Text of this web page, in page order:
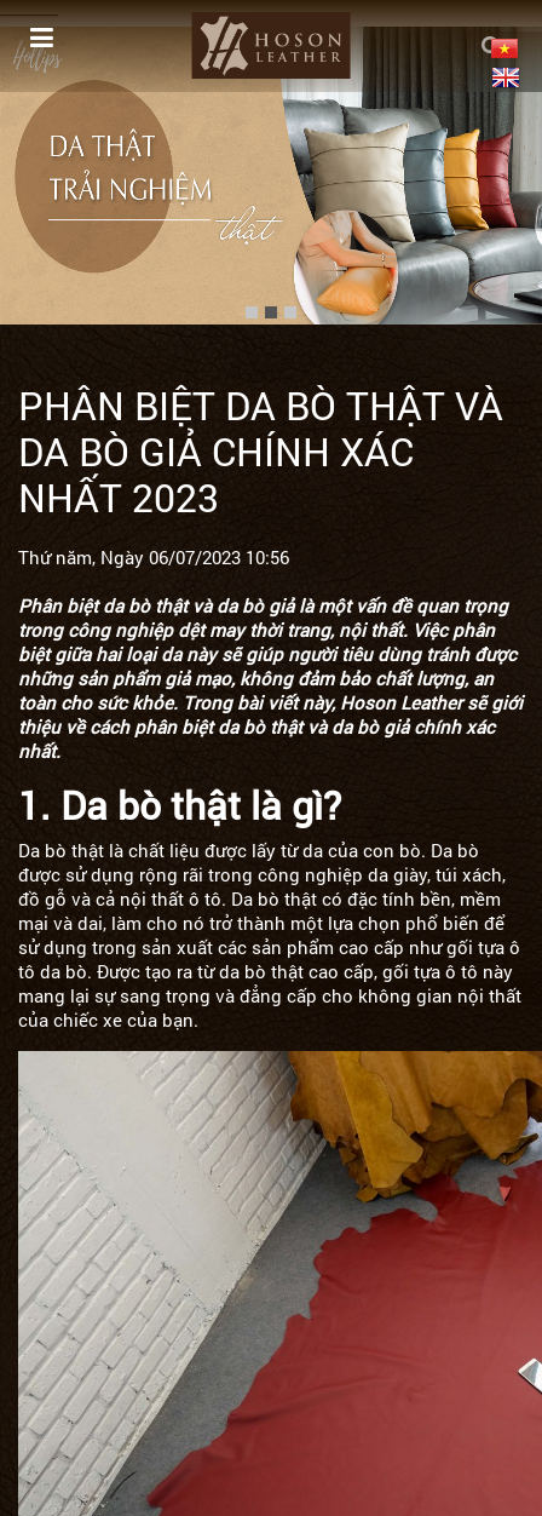
------------
PHÂN BIỆT DA BÒ THẬT VÀ
DA BÒ GIẢ CHÍNH XÁC
NHẤT 2023
Thứ năm, Ngày 06/07/2023 10:56
Phân biệt da bò thật và da bò giả là một vấn đề quan trọng
trong công nghiệp dệt may thời trang, nội thất. Việc phân
biệt giữa hai loại da này sẽ giúp người tiêu dùng tránh được
những sản phẩm giả mạo, không đảm bảo chất lượng, an
toàn cho sức khỏe. Trong bài viết này, Hoson Leather sẽ giới
thiệu về cách phân biệt da bò thật và da bò giả chính xác
nhất.
1. Da bò thật là gì?
Da bò thật là chất liệu được lấy từ da của con bò. Da bò
được sử dụng rộng rãi trong công nghiệp da giày, túi xách,
đồ gỗ và cả nội thất ô tô. Da bò thật có đặc tính bền, mềm
mại và dai, làm cho nó trở thành một lựa chọn phổ biến để
sử dụng trong sản xuất các sản phẩm cao cấp như gối tựa ô
tô da bò. Được tạo ra từ da bò thật cao cấp, gối tựa ô tô này
mang lại sự sang trọng và đẳng cấp cho không gian nội thất
của chiếc xe của bạn.